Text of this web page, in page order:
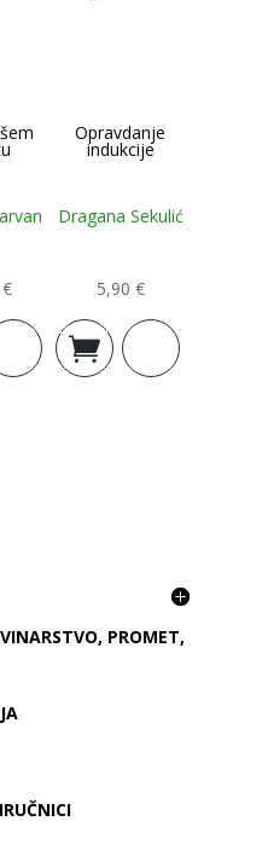
€
Opravdanje
indukcije
Dragana Sekulić
5,90 €
Dodaj u
košaricu
PROMET,